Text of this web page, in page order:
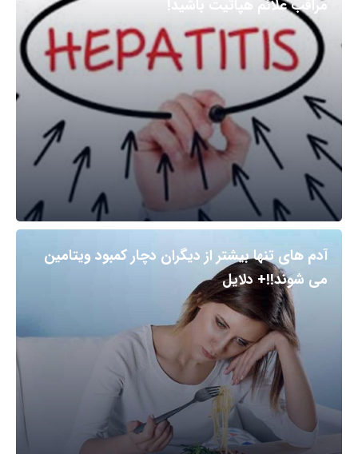
مراقب علائم هپاتیت باشید!
آدم های تنها بیشتر از دیگران دچار کمبود ویتامین
می شوند!!+ دلایل